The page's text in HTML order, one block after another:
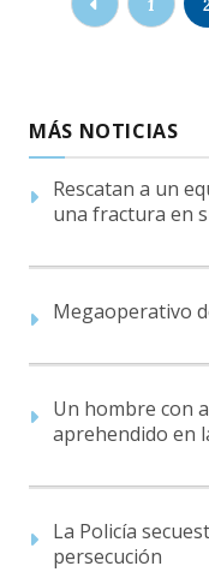
1
MÁS NOTICIAS
Rescatan a un
una fractura en
Megaoperativo
Un hombre con
aprehendido en
La Policía
persecución